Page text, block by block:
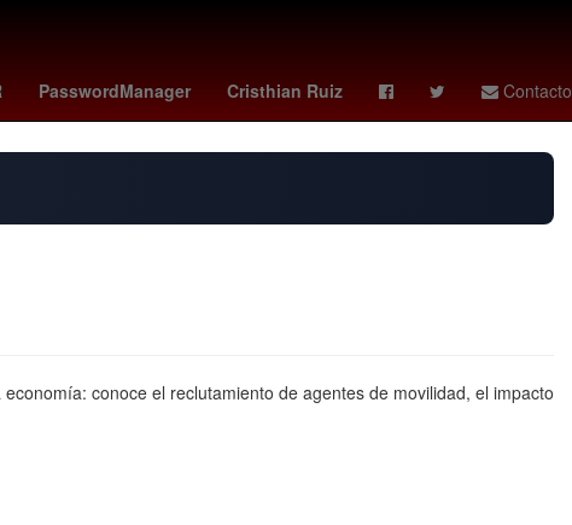
PasswordManager Cristhian Ruiz Contacto
Argentina Gobierno patricia dávila unam
conoce el reclutamiento de agentes de movilidad, el impacto